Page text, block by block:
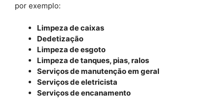
por exemplo:
Limpeza de caixas
Dedetização
Limpeza de esgoto
Limpeza de tanques, pias, ralos
Serviços de manutenção em geral
Serviços de eletricista
Serviços de encanamento